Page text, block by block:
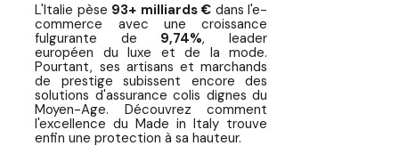
: Spécificités et Défis
Analyse Détaillée : Poste Italiane,
BRT, DHL Face au Luxe Italien
Comparatif Assurance Colis
Italie : Transporteurs vs.
Solution Moderne
L'Italie pèse 93+ milliards € dans l'e-
commerce avec une croissance
fulgurante de 9,74%, leader
européen du luxe et de la mode.
Pourtant, ses artisans et marchands
de prestige subissent encore des
solutions d'assurance colis dignes du
Moyen-Age. Découvrez comment
l'excellence duMade in Italy trouve
enfin une protection à sa hauteur.